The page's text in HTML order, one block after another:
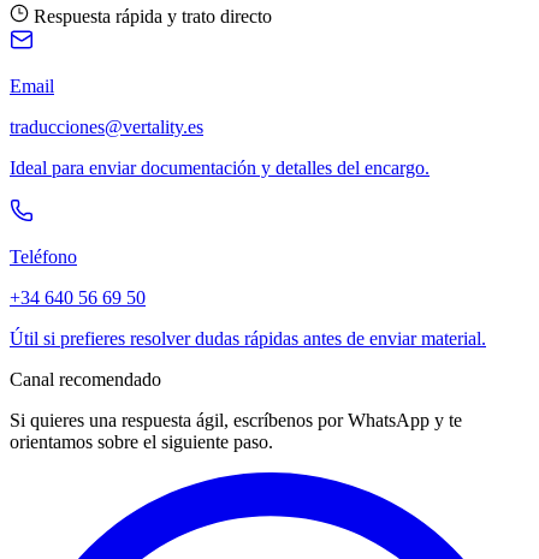
Respuesta rápida y trato directo
Email
traducciones@vertality.es
Ideal para enviar documentación y detalles del encargo.
Teléfono
+34 640 56 69 50
Útil si prefieres resolver dudas rápidas antes de enviar material.
Canal recomendado
Si quieres una respuesta ágil, escríbenos por WhatsApp y te
orientamos sobre el siguiente paso.